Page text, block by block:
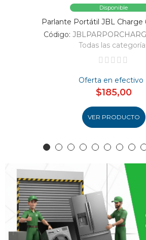
Disponible
Parlante Portátil JBL Charge
Código:
Todas las
Oferta en efectivo
$185,00
VER PRODUCTO